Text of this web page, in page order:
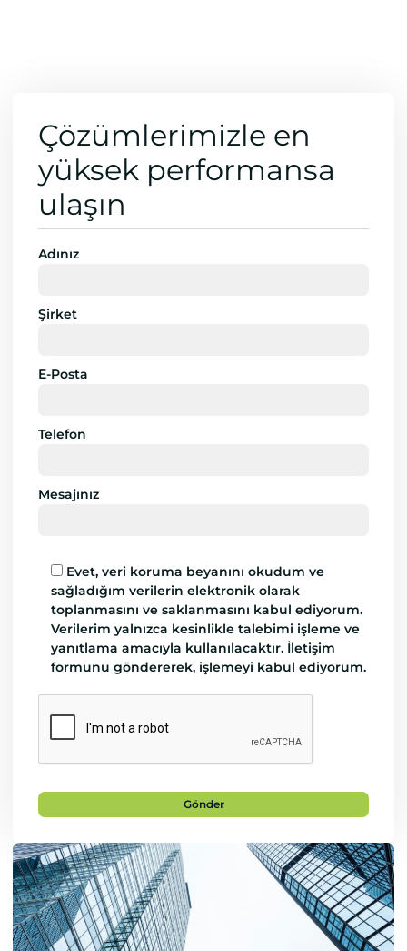
Çözümlerimizle en
yüksek performansa
ulaşın
Adınız
Şirket
E-Posta
Telefon
Mesajınız
Evet, veri koruma beyanını okudum ve
sağladığım verilerin elektronik olarak
toplanmasını ve saklanmasını kabul ediyorum.
Verilerim yalnızca kesinlikle talebimi işleme ve
yanıtlama amacıyla kullanılacaktır. İletişim
formunu göndererek, işlemeyi kabul ediyorum.